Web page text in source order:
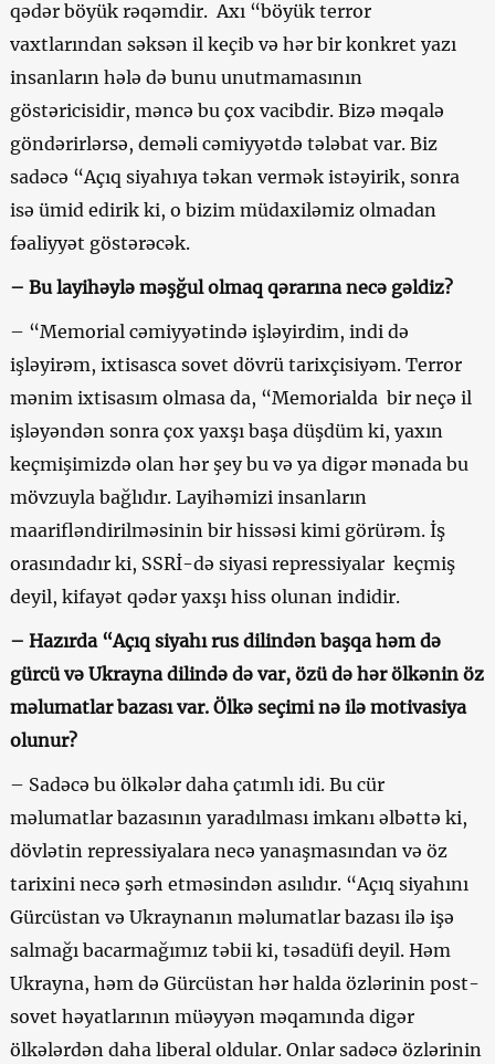
qədər böyük rəqəmdir. Axı “böyük terror
vaxtlarından səksən il keçib və hər bir konkret yazı
insanların hələ də bunu unutmamasının
göstəricisidir, məncə bu çox vacibdir. Bizə məqalə
göndərirlərsə, deməli cəmiyyətdə tələbat var. Biz
sadəcə “Açıq siyahıya təkan vermək istəyirik, sonra
isə ümid edirik ki, o bizim müdaxiləmiz olmadan
fəaliyyət göstərəcək.
– Bu layihəylə məşğul olmaq qərarına necə gəldiz?
– “Memorial cəmiyyətində işləyirdim, indi də
işləyirəm, ixtisasca sovet dövrü tarixçisiyəm. Terror
mənim ixtisasım olmasa da, “Memorialda bir neçə il
işləyəndən sonra çox yaxşı başa düşdüm ki, yaxın
keçmişimizdə olan hər şey bu və ya digər mənada bu
mövzuyla bağlıdır. Layihəmizi insanların
maarifləndirilməsinin bir hissəsi kimi görürəm. İş
orasındadır ki, SSRİ-də siyasi repressiyalar keçmiş
deyil, kifayət qədər yaxşı hiss olunan indidir.
– Hazırda “Açıq siyahı rus dilindən başqa həm də
gürcü və Ukrayna dilində də var, özü də hər ölkənin öz
məlumatlar bazası var. Ölkə seçimi nə ilə motivasiya
olunur?
– Sadəcə bu ölkələr daha çatımlı idi. Bu cür
məlumatlar bazasının yaradılması imkanı əlbəttə ki,
dövlətin repressiyalara necə yanaşmasından və öz
tarixini necə şərh etməsindən asılıdır. “Açıq siyahını
Gürcüstan və Ukraynanın məlumatlar bazası ilə işə
salmağı bacarmağımız təbii ki, təsadüfi deyil. Həm
Ukrayna, həm də Gürcüstan hər halda özlərinin post-
sovet həyatlarının müəyyən məqamında digər
ölkələrdən daha liberal oldular. Onlar sadəcə özlərinin